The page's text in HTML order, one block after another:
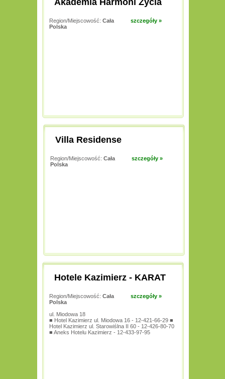
Akademia Harmoni Życia
szczegóły »
Region/Miejscowość: Cała
Polska
Villa Residense
szczegóły »
Region/Miejscowość: Cała
Polska
Hotele Kazimierz - KARAT
szczegóły »
Region/Miejscowość: Cała
Polska
ul. Miodowa 18
■ Hotel Kazimierz ul. Miodowa 16 - 12-421-66-29 ■
Hotel Kazimierz ul. Starowiślna II 60 - 12-426-80-70
■ Aneks Hotelu Kazimierz - 12-433-97-95